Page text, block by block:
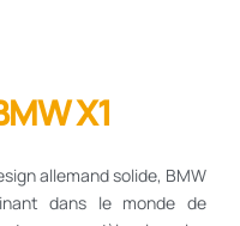
X1
allemand solide, BMW
dans le monde de